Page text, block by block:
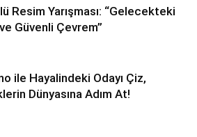
Resim Yarışması: “Gelecekteki
Güvenli Çevrem”
ile Hayalindeki Odayı Çiz,
Dünyasına Adım At!